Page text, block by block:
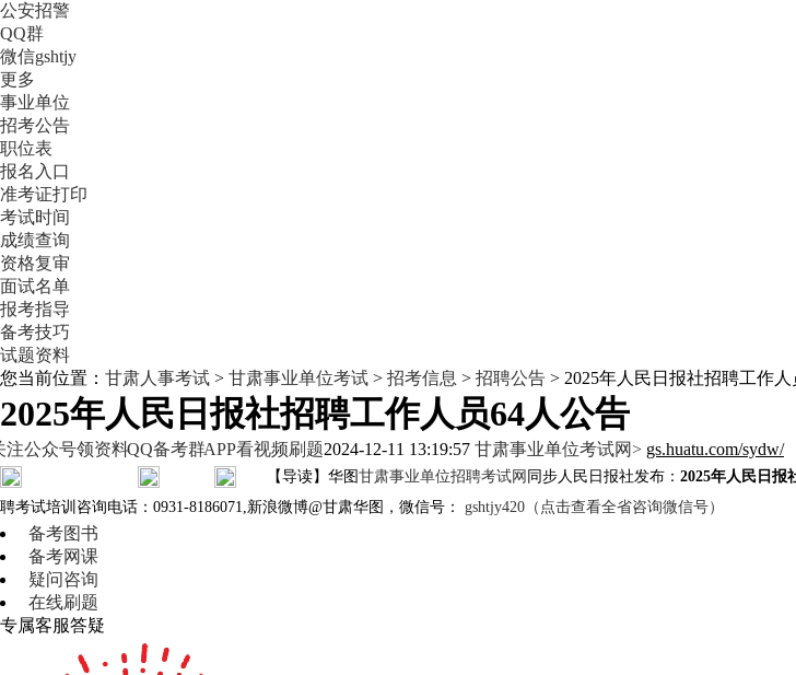
公安招警
QQ群
微信gshtjy
更多
事业单位
招考公告
职位表
报名入口
准考证打印
考试时间
成绩查询
资格复审
面试名单
报考指导
备考技巧
试题资料
您当前位置： 甘肃人事考试 > 甘肃事业单位考试 > 招考信息 > 招聘公告 > 2025年人民日报社招聘工作
2025年人民日报社招聘工作人员64人公告
2024-12-11 13:19:57 甘肃事业单位考试网> gs.huatu.com/sydw/
注公众号领资料QQ备考群APP看视频刷题
【导读】华图 甘肃事业单位招聘考试网 同步人民日报社发布： 2025年人民日报
聘考试培训咨询电话：0931-8186071,新浪微博@甘肃华图，微信号： gshtjy420（点击查看全省咨询微信号）
备考图书
备考网课
疑问咨询
在线刷题
专属客服答疑